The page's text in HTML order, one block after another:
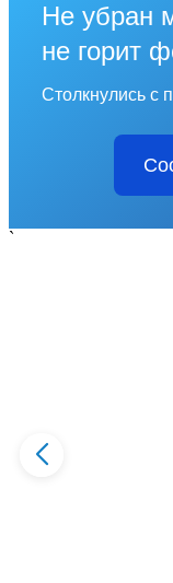
Не убран
не горит
Столкнулись с
`